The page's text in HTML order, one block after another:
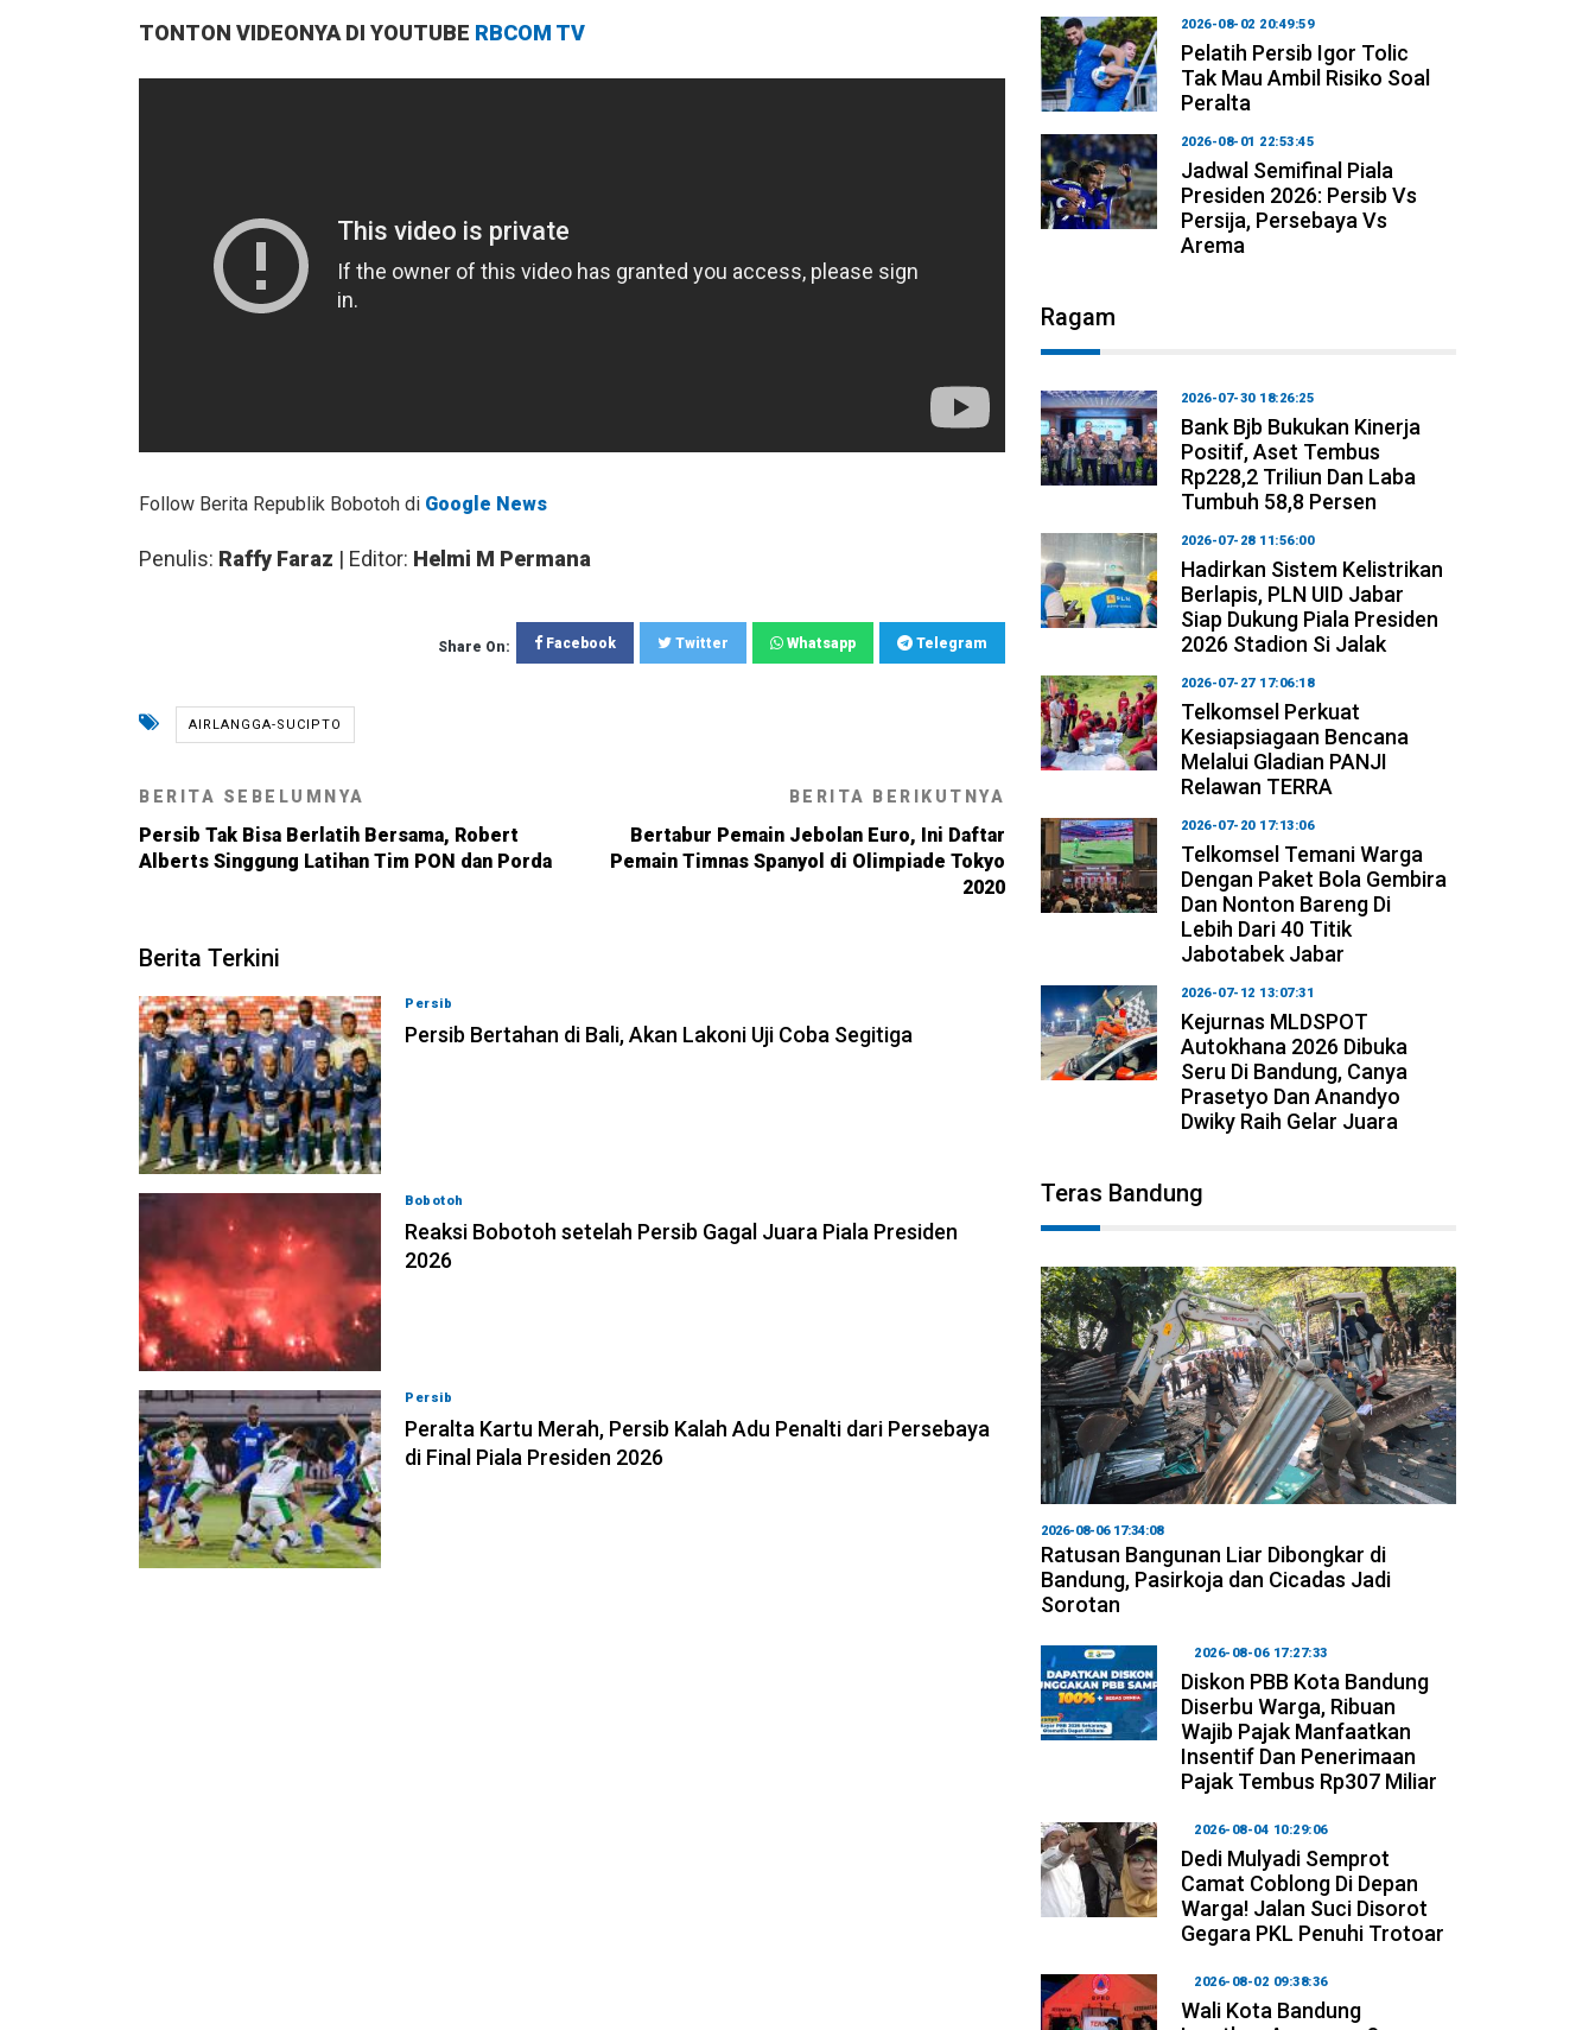
TONTON VIDEONYA DI YOUTUBE RBCOM TV
Follow Berita Republik Bobotoh di Google News
Penulis: Raffy Faraz | Editor: Helmi M Permana
Share On: Facebook Twitter Whatsapp Telegram
AIRLANGGA-SUCIPTO
BERITA SEBELUMNYA
Persib Tak Bisa Berlatih Bersama, Robert
Alberts Singgung Latihan Tim PON dan Porda
BERITA BERIKUTNYA
Bertabur Pemain Jebolan Euro, Ini Daftar
Pemain Timnas Spanyol di Olimpiade Tokyo
2020
Berita Terkini
Persib
Persib Bertahan di Bali, Akan Lakoni Uji Coba Segitiga
Bobotoh
Reaksi Bobotoh setelah Persib Gagal Juara Piala Presiden
2026
Persib
Peralta Kartu Merah, Persib Kalah Adu Penalti dari Persebaya
di Final Piala Presiden 2026
2026-08-02 20:49:59
Pelatih Persib Igor Tolic
Tak Mau Ambil Risiko Soal
Peralta
2026-08-01 22:53:45
Jadwal Semifinal Piala
Presiden 2026: Persib Vs
Persija, Persebaya Vs
Arema
Ragam
2026-07-30 18:26:25
Bank Bjb Bukukan Kinerja
Positif, Aset Tembus
Rp228,2 Triliun Dan Laba
Tumbuh 58,8 Persen
2026-07-28 11:56:00
Hadirkan Sistem Kelistrikan
Berlapis, PLN UID Jabar
Siap Dukung Piala Presiden
2026 Stadion Si Jalak
2026-07-27 17:06:18
Telkomsel Perkuat
Kesiapsiagaan Bencana
Melalui Gladian PANJI
Relawan TERRA
2026-07-20 17:13:06
Telkomsel Temani Warga
Dengan Paket Bola Gembira
Dan Nonton Bareng Di
Lebih Dari 40 Titik
Jabotabek Jabar
2026-07-12 13:07:31
Kejurnas MLDSPOT
Autokhana 2026 Dibuka
Seru Di Bandung, Canya
Prasetyo Dan Anandyo
Dwiky Raih Gelar Juara
Teras Bandung
2026-08-06 17:34:08
Ratusan Bangunan Liar Dibongkar di
Bandung, Pasirkoja dan Cicadas Jadi
Sorotan
2026-08-06 17:27:33
Diskon PBB Kota Bandung
Diserbu Warga, Ribuan
Wajib Pajak Manfaatkan
Insentif Dan Penerimaan
Pajak Tembus Rp307 Miliar
2026-08-04 10:29:06
Dedi Mulyadi Semprot
Camat Coblong Di Depan
Warga! Jalan Suci Disorot
Gegara PKL Penuhi Trotoar
2026-08-02 09:38:36
Wali Kota Bandung